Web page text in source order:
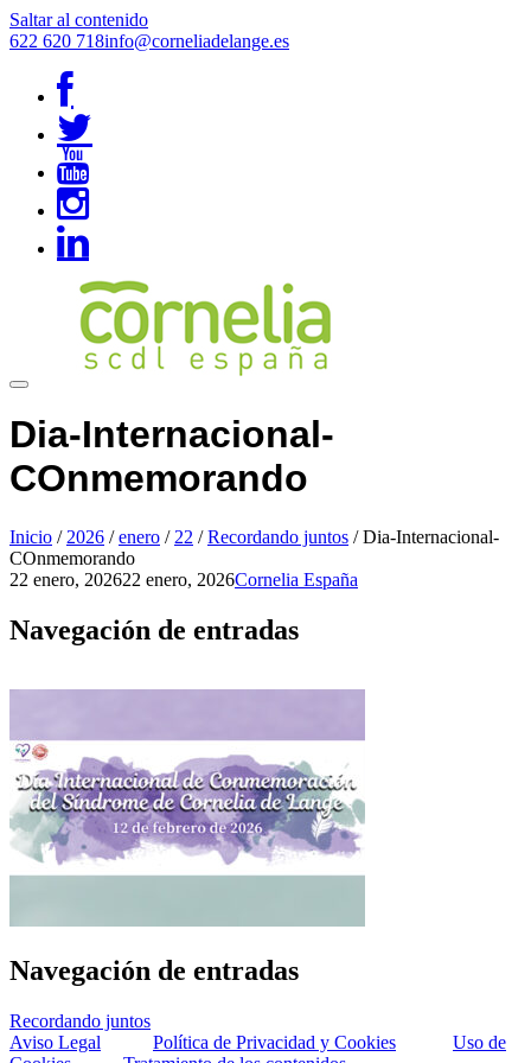
Saltar al contenido
622 620 718info@corneliadelange.es
Dia-Internacional-
COnmemorando
Inicio / 2026 / enero / 22 / Recordando juntos / Dia-Internacional-
COnmemorando
22 enero, 202622 enero, 2026Cornelia España
Navegación de entradas
Navegación de entradas
Recordando juntos
Aviso Legal
Política de Privacidad y Cookies
Uso de